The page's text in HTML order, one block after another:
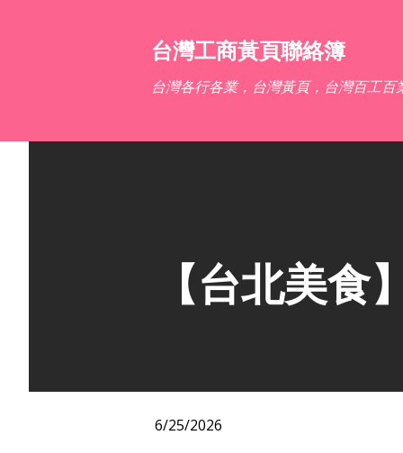
台灣工商黃頁聯絡簿
台灣各行各業，台灣黃頁，台灣百工百
【台北美
6/25/2026